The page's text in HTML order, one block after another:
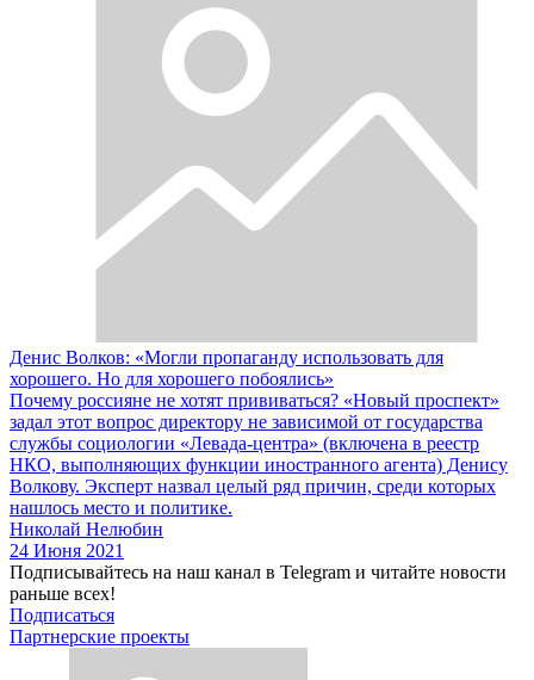
Денис Волков: «Могли пропаганду использовать для
хорошего. Но для хорошего побоялись»
Почему россияне не хотят прививаться? «Новый проспект»
задал этот вопрос директору не зависимой от государства
службы социологии «Левада-центра» (включена в реестр
НКО, выполняющих функции иностранного агента) Денису
Волкову. Эксперт назвал целый ряд причин, среди которых
нашлось место и политике.
Николай Нелюбин
24 Июня 2021
Подписывайтесь на наш канал в Telegram и читайте новости
раньше всех!
Подписаться
Партнерские проекты